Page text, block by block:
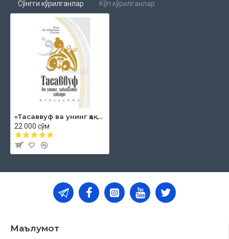
Сўнгги кўрилганлар Кўп кўрилганлар
«Тасаввуф ва унинг ҳақиқати ҳақида муқаддима»
22 000 сўм
Маълумот